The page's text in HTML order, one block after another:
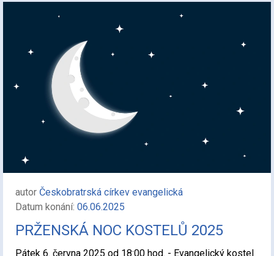
autor Českobratrská církev evangelická
Datum konání: 06.06.2025
PRŽENSKÁ NOC KOSTELŮ 2025
Pátek 6. června 2025 od 18:00 hod. - Evangelický kostel